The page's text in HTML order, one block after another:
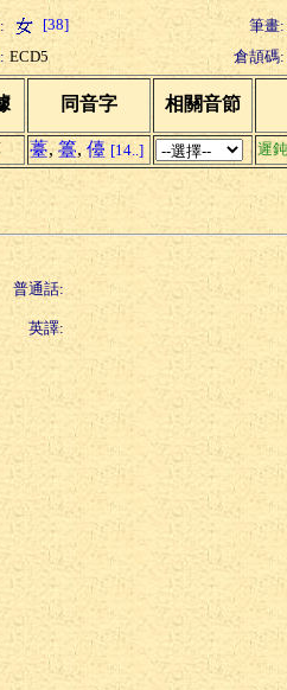
[38]
筆畫:
ECD5 倉頡碼:
同音字 相關音節
薹, 籉, 儓 [14..]
遲鈍
普通話:
英譯: